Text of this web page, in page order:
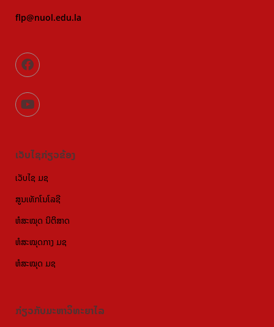
flp@nuol.edu.la
ເວັບໄຊກ່ຽວຂ້ອງ
ເວັບໄຊ ມຊ
ສູນເທັກໂນໂລຊີ
ຫໍສະໝຸດ ນິຕິສາດ
ຫໍສະໝຸດກາງ ມຊ
ຫໍສະໝຸດ ມຊ
ກ່ຽວກັບມະຫາວິທະຍາໄລ